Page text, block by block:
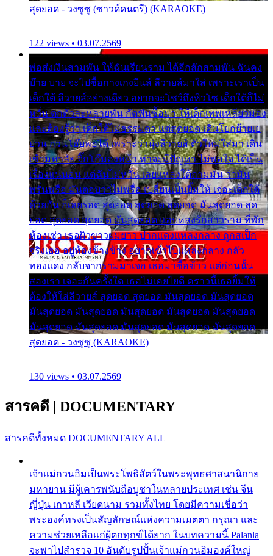
สุดยอด - วงซูซู (ซาวด์ดนตรี) (KARAOKE)
122 views • 03.07.2569
พ่อส่งเงินสามพัน ให้ฉันเรียนราม ได้อีกสักสามพัน ฉันคง
บ๊าย บาย จะไปซื้อกางเกงยีนส์ ลีวายส์มาใส่ เพราะเราเป็น
เด็กใต้ ลีวายส์อย่างเดียว อยากจะโชว์ถึงหิวโซ เด็กใต้ก็ไม่
หวั่น ตกตัวละหลายพัน กัดฟันซื้อมา ให้เด็กเทพเหลียวมอง
และต้องรู้ว่า เด็กใต้ไม่ธรรมดา แต่สุดยอด เดินโยกย้ายเย
ยวน กวนโอ๊ยพอได้ เพราะว่านุ่งลีวายส์ ตัวใหม่ใส่มา เดิน
เข้ามหาลัย จิ๊กโก๊มองหน้า ท่าจะมีปัญหา ไม่พอใจ ได้เป็น
เรื่องแน่นอน แต่ฉันไม่หวั่น เลยแหลงใต้ถามมัน ว่ามัน
พรั่นพรือ มันตอบว่าไม่พรื่อ เปลี่ยนเป็นยิ้มให้ เจอะเด็กใต้
ด้วยกัน ก็เลยรอด สุดยอด สุดยอด สุดยอด มันสุดยอด สุด
ยอด สุดยอด สุดยอด มันสุดยอด แอบหลงรักสาวราม ที่พัก
ห้องเช่า เธอผิวขาวผมยาว ปากแดงแหลงกลาง ถูกสเป็ก
จริงเธอ อยู่ห้องข้างข้าง อยากเข้าไปแหลงกลาง กลัว
ทองแดง กลับจากรามมาเจอ เธอมาซื้อข้าว แต่ก่อนนั้น
สองเรา เจอะกันครั้งใด เธอไม่เคยไยดี คราวนี้เธอยิ้มให้
ต้องให้ใส่ลีวายส์ สุดยอด สุดยอด มันสุดยอด มันสุดยอด
มันสุดยอด มันสุดยอด มันสุดยอด มันสุดยอด มันสุดยอด
มันสุดยอด มันสุดยอด มันสุดยอด มันสุดยอด มันสุดยอด
สุดยอด - วงซูซู (KARAOKE)
130 views • 03.07.2569
สารคดี | DOCUMENTARY
สารคดีทั้งหมด DOCUMENTARY ALL
เจ้าแม่กวนอิมเป็นพระโพธิสัตว์ในพระพุทธศาสนานิกาย
มหายาน มีผู้เคารพนับถือบูชาในหลายประเทศ เช่น จีน
ญี่ปุ่น เกาหลี เวียดนาม รวมทั้งไทย โดยมีความเชื่อว่า
พระองค์ทรงเป็นสัญลักษณ์แห่งความเมตตา กรุณา และ
ความช่วยเหลือแก่ผู้ตกทุกข์ได้ยาก ในบทความนี้ Palanla
จะพาไปสำรวจ 10 อันดับรูปปั้นเจ้าแม่กวนอิมองค์ใหญ่